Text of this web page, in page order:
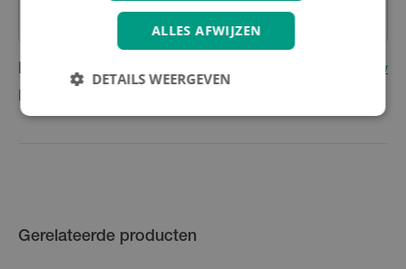
Reviews Schrijf eerste review
Nog geen reviews
Gerelateerde producten
ALLES AFWIJZEN
DETAILS WEERGEVEN